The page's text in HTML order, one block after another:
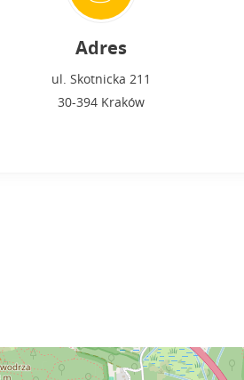
Adres
ul. Skotnicka 211
30-394 Kraków